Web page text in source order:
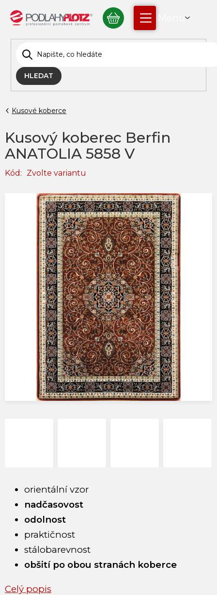
obsah
HLEDAT
NÁKUPNÍ
KOŠÍK
Kusové koberce
Kusový koberec Berfin
ANATOLIA 5858 V
Kód: Zvolte variantu
orientální vzor
nadčasovost
odolnost
praktičnost
stálobarevnost
obšití po obou stranách koberce
Celý popis